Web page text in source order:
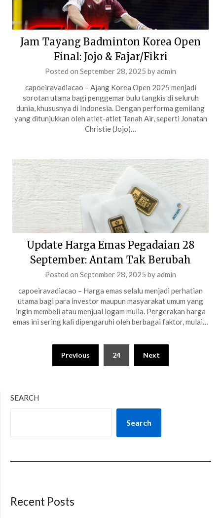
Jam Tayang Badminton Korea Open
Final: Jojo & Fajar/Fikri
Posted on September 28, 2025 byadmin
capoeiravadiacao – Ajang Korea Open 2025 menjadi
sorotan utama bagi penggemar bulu tangkis di seluruh
dunia, khususnya di Indonesia. Dengan performa gemilang
yang ditunjukkan oleh atlet-atlet Tanah Air, seperti Jonatan
Christie (Jojo)…
Update Harga Emas Pegadaian 28
September: Antam Tak Berubah
Posted on September 28, 2025 byadmin
capoeiravadiacao – Harga emas selalu menjadi perhatian
utama bagi para investor maupun masyarakat umum yang
ingin membeli atau menjual logam mulia. Pergerakan harga
emas ini sering kali dipengaruhi oleh berbagai faktor, mulai…
pagination
Previous 24 Next
SEARCH
Search
Recent Posts